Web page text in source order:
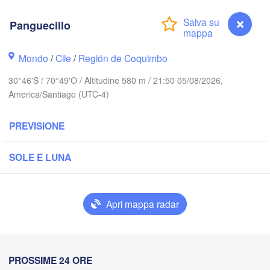
Panguecillo
Mondo /Cile /Región de Coquimbo
30°46'S / 70°49'O / Altitudine 580 m / 21:50 05/08/2026,
America/Santiago (UTC-4)
PREVISIONE
SOLE E LUNA
Apri mappa radar
PROSSIME 24 ORE